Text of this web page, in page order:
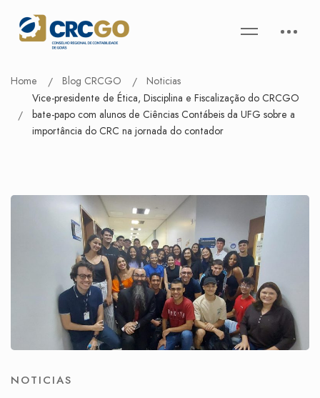
Home Blog CRCGO
Noticias
Vice-presidente de Ética, Disciplina e Fiscalização do CRCGO
bate-papo com alunos de Ciências Contábeis da UFG sobre a
importância do CRC na jornada do contador
NOTICIAS